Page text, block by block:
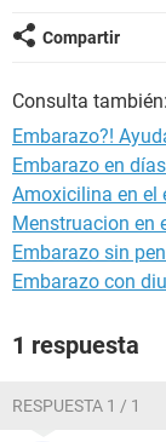
Compartir
Consulta también:
Embarazo?!
Embarazo en
Amoxicilina en el
Menstruacion en
Embarazo sin
Embarazo con diu
1 respuesta
RESPUESTA 1 / 1